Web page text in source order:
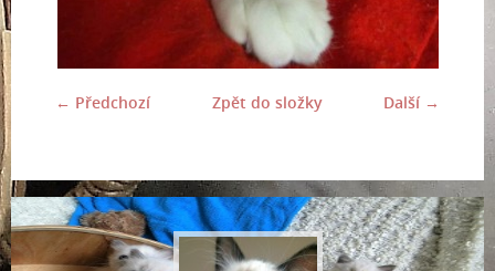
← Předchozí Další →
Zpět do složky